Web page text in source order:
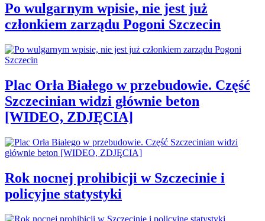
Po wulgarnym wpisie, nie jest już
członkiem zarządu Pogoni Szczecin
Plac Orła Białego w przebudowie. Część
Szczecinian widzi głównie beton
[WIDEO, ZDJĘCIA]
Rok nocnej prohibicji w Szczecinie i
policyjne statystyki